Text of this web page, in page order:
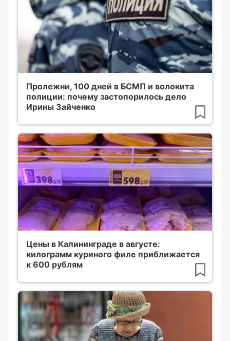
Пролежни, 100 дней в БСМП и волокита
полиции: почему застопорилось дело
Ирины Зайченко
Цены в Калининграде в августе:
килограмм куриного филе приближается
к 600 рублям